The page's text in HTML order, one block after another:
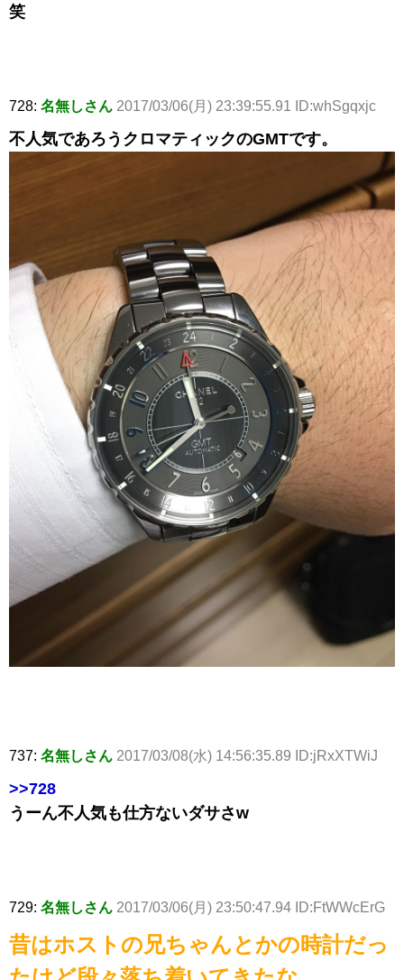
笑
728: 名無しさん 2017/03/06(月) 23:39:55.91 ID:whSgqxjc
不人気であろうクロマティックのGMTです。
737: 名無しさん 2017/03/08(水) 14:56:35.89 ID:jRxXTWiJ
>>728
うーん不人気も仕方ないダサさw
729: 名無しさん 2017/03/06(月) 23:50:47.94 ID:FtWWcErG
昔はホストの兄ちゃんとかの時計だっ